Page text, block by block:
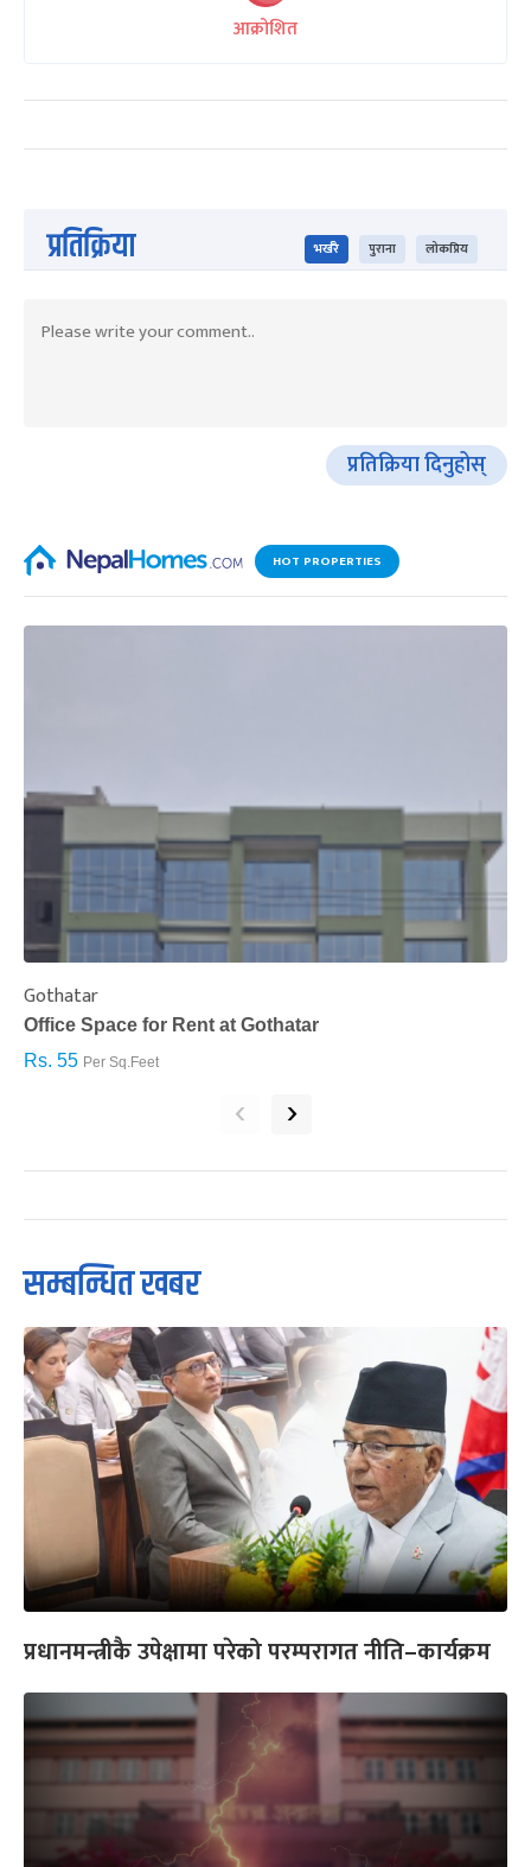
आक्रोशित
प्रतिक्रिया भर्खरै पुराना लोकप्रिय
प्रतिक्रिया दिनुहोस्
HOT PROPERTIES
Gothatar
Office Space for Rent at Gothatar
Rs. 55 Per Sq.Feet
‹ ›
सम्बन्धित खबर
प्रधानमन्त्रीकै उपेक्षामा परेको परम्परागत नीति–कार्यक्रम